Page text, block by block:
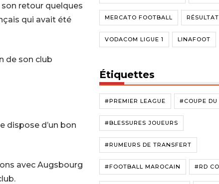
retour quelques
qui avait été
de son club
dispose d’un bon
avec Augsbourg
MERCATO FOOTBALL
VODACOM LIGUE 1 LINAFOOT
Étiquettes
#PREMIER LEAGUE #COUPE
#BLESSURES JOUEURS
#RUMEURS DE TRANSFERT
#FOOTBALL MAROCAIN #RD